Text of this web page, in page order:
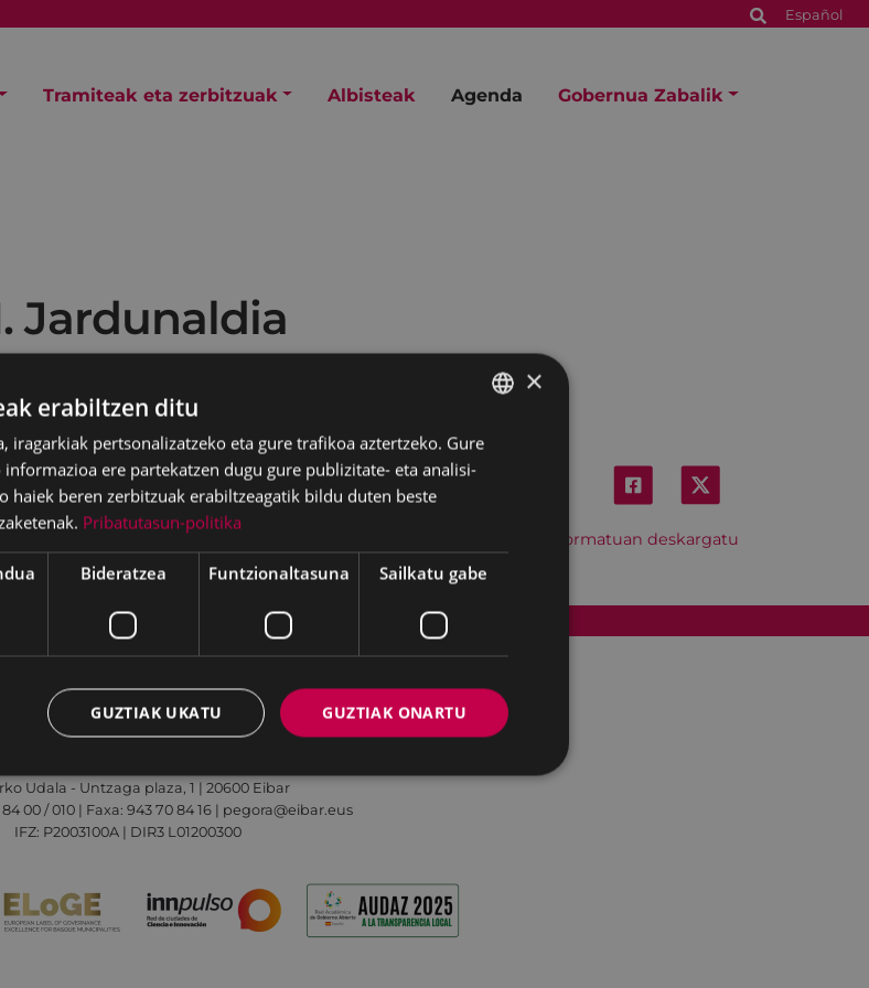
Español
Tramiteak eta zerbitzuak Albisteak Agenda Gobernua Zabalik
Jardunaldia
Hitzordu hau iCal formatuan deskargatu
Kontaktua Lege-oharra Cookien politika
Udalaren sare sozial guztiak
Udala - Untzaga plaza, 1 | 20600 Eibar
00 / 010 | Faxa: 943 70 84 16 | pegora@eibar.eus
IFZ: P2003100A | DIR3 L01200300
BASQUE
SPANISH
×
erabiltzen ditu
iragarkiak pertsonalizatzeko eta gure trafikoa aztertzeko. Gure
ere partekatzen dugu gure publizitate- eta analisi-
haiek beren zerbitzuak erabiltzeagatik bildu duten beste
Pribatutasun-politika
Bideratzea Funtzionaltasuna Sailkatu gabe
GUZTIAK ONARTU
GUZTIAK UKATU